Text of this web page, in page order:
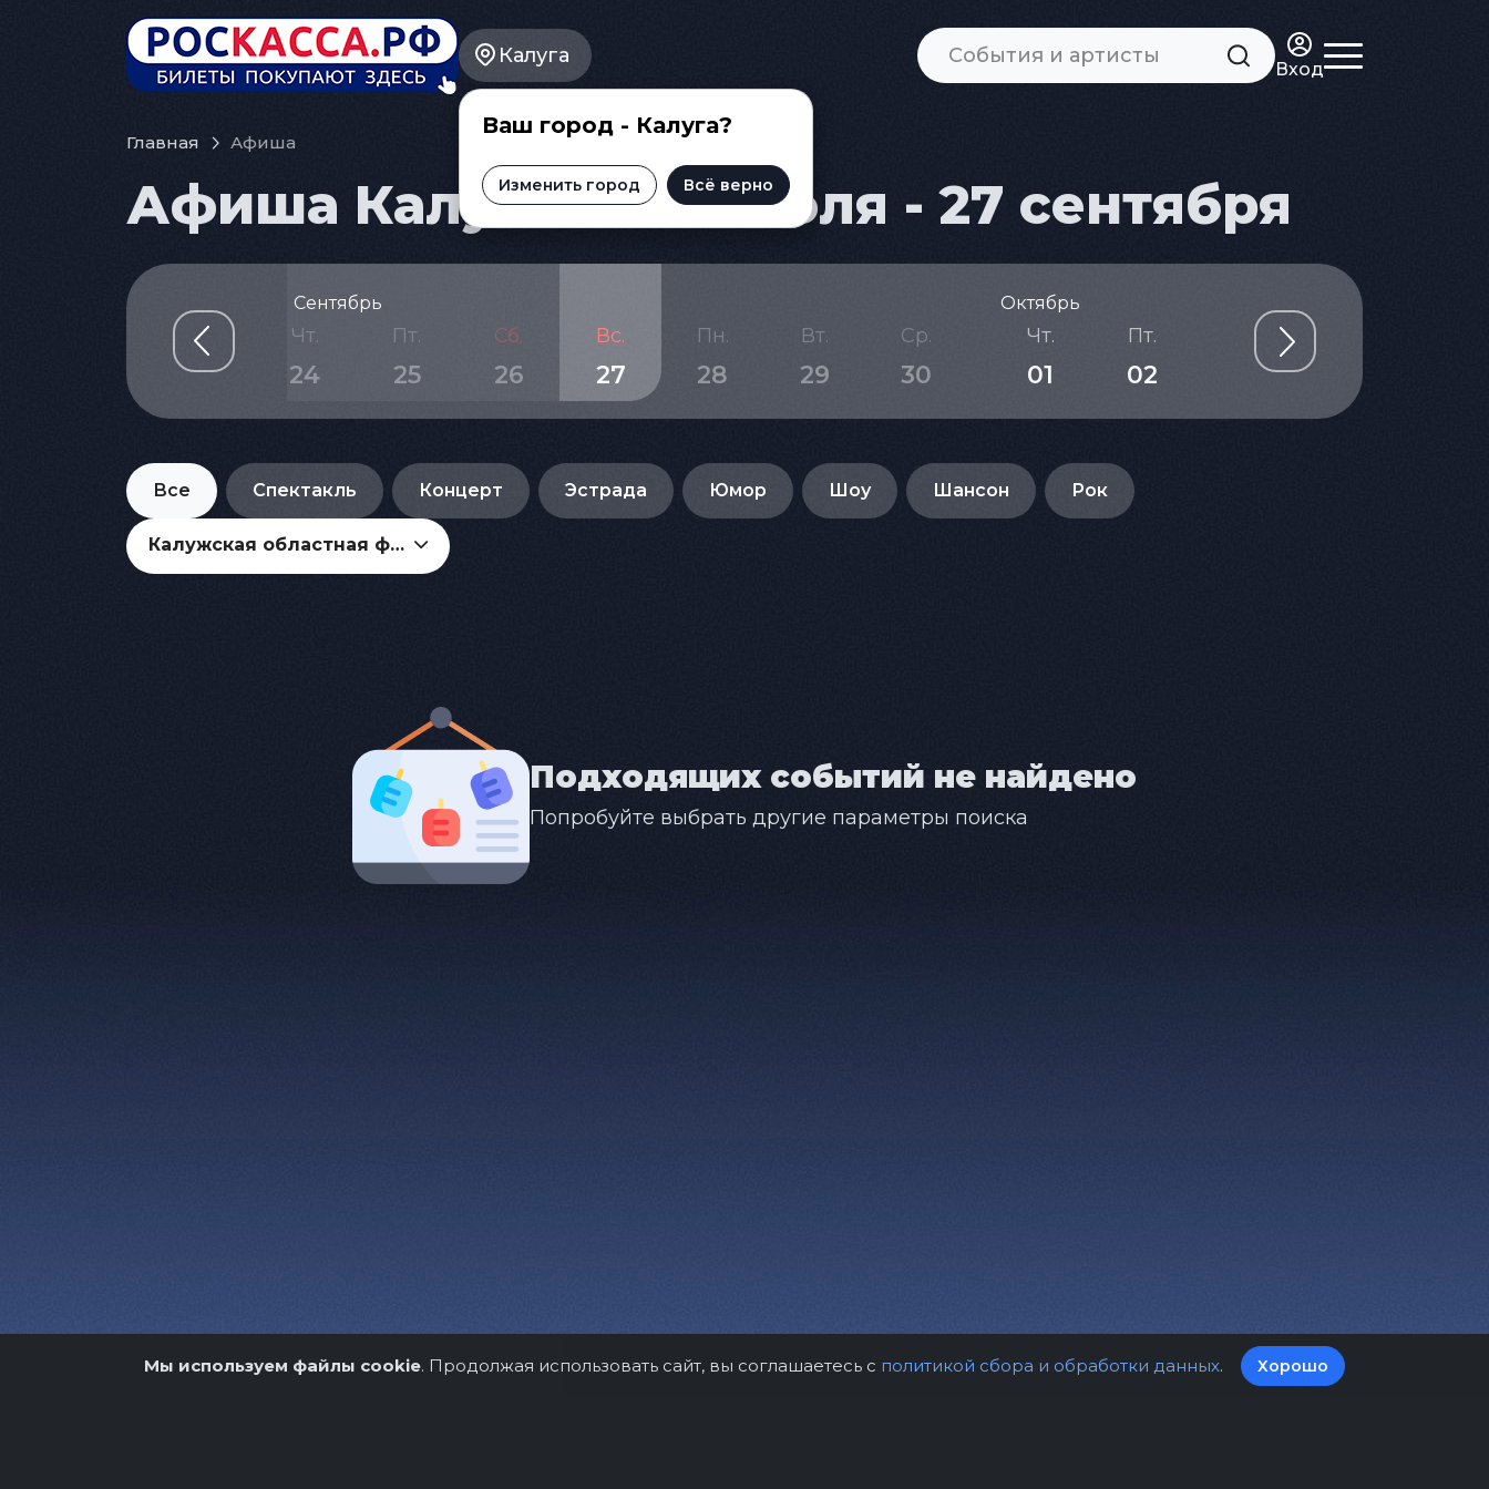
Калуга
Ваш город - Калуга?
Изменить город Всё верно
Вход
Главная Афиша
Афиша Калуги на 31 июля - 27 сентября
Сентябрь
Ср.
23
Чт.
24
Пт.
25
Сб.
26
Вс.
27
Пн.
28
Вт.
29
Ср.
30
Октябрь
Чт.
01
Пт.
02
Сб.
04
Все Спектакль Концерт Эстрада Юмор Шоу Шансон Рок
Калужская областная филармония
Подходящих событий не найдено
Попробуйте выбрать другие параметры поиска
Мы используем файлы cookie. Продолжая использовать сайт, вы соглашаетесь с политикой сбора и обработки данных. Хорошо